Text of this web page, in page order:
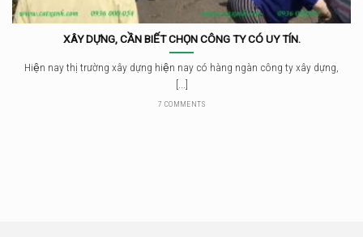
XÂY DỰNG, CẦN BIẾT CHỌN CÔNG TY CÓ UY TÍN.
Hiện nay thị trường xây dựng hiện nay có hàng ngàn công ty xây dựng,
[...]
7 COMMENTS